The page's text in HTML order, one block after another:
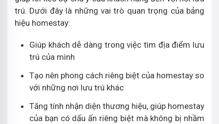
trú. Dưới đây là những vai trò quan trọng của bảng
hiệu homestay:
Giúp khách dễ dàng trong việc tìm địa điểm lưu
trú của mình
Tạo nên phong cách riêng biệt của homestay so
với những nơi lưu trú khác
Tăng tính nhận diện thương hiệu, giúp homestay
của bạn có dấu ấn riêng biệt mà không bị nhầm